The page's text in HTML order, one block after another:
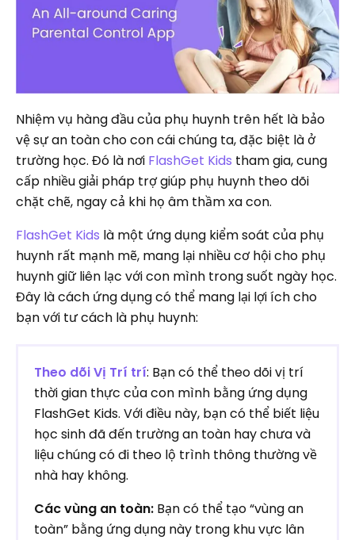
Nhiệm vụ hàng đầu của phụ huynh trên hết là bảo
vệ sự an toàn cho con cái chúng ta, đặc biệt là ở
trường học. Đó là nơi FlashGet Kids tham gia, cung
cấp nhiều giải pháp trợ giúp phụ huynh theo dõi
chặt chẽ, ngay cả khi họ âm thầm xa con.
FlashGet Kids là một ứng dụng kiểm soát của phụ
huynh rất mạnh mẽ, mang lại nhiều cơ hội cho phụ
huynh giữ liên lạc với con mình trong suốt ngày học.
Đây là cách ứng dụng có thể mang lại lợi ích cho
bạn với tư cách là phụ huynh:
Theo dõi Vị Trí trí: Bạn có thể theo dõi vị trí
thời gian thực của con mình bằng ứng dụng
FlashGet Kids. Với điều này, bạn có thể biết liệu
học sinh đã đến trường an toàn hay chưa và
liệu chúng có đi theo lộ trình thông thường về
nhà hay không.
Các vùng an toàn: Bạn có thể tạo “vùng an
toàn” bằng ứng dụng này trong khu vực lân